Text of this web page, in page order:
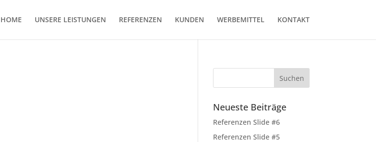
HOME UNSERE LEISTUNGEN REFERENZEN KUNDEN WERBEMITTEL KONTAKT
Neueste Beiträge
Referenzen Slide #6
Referenzen Slide #5